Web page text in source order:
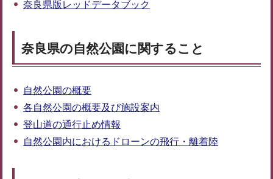
奈良県版レッドデータブック
奈良県の自然公園に関すること
自然公園の概要
各自然公園の概要及び施設案内
登山道の通行止め情報
自然公園内におけるドローンの飛行・離着陸